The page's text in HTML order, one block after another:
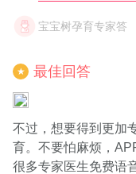
宝宝树孕育专家答
★ 最佳回答
不过，想要得到更加
育。不要怕麻烦，
很多专家医生免费语